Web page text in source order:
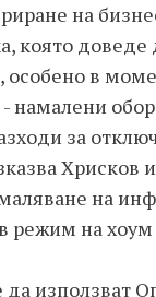
на
която доведе
в
намалени
за
Хрисков
на
режим на
да използват